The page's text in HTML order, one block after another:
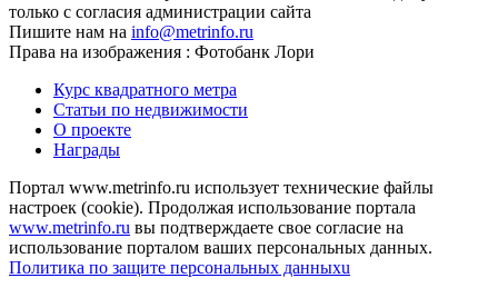
только с согласия администрации сайта
Пишите нам на info@metrinfo.ru
Права на изображения : Фотобанк Лори
Курс квадратного метра
Статьи по недвижимости
О проекте
Награды
Портал www.metrinfo.ru использует технические файлы
настроек (cookie). Продолжая использование портала
www.metrinfo.ru вы подтверждаете свое согласие на
использование порталом ваших персональных данных.
Политика по защите персональных данныхu